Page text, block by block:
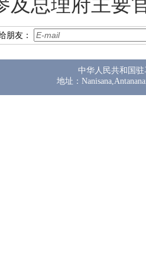
及总理府主要
朋友：
中华人民共和国
地址：